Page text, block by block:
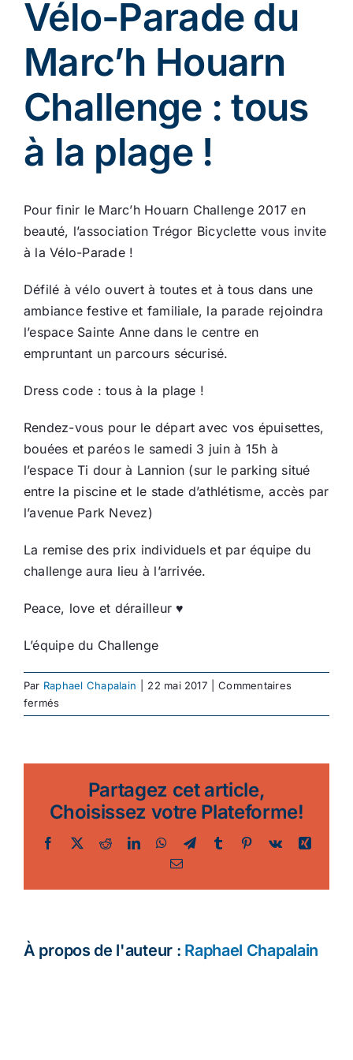
Ecologie
Vélo-Parade du
Marc’h Houarn
Challenge : tous
à la plage !
Pour finir le Marc’h Houarn Challenge 2017 en
beauté, l’association Trégor Bicyclette vous invite
à la Vélo-Parade !
Défilé à vélo ouvert à toutes et à tous dans une
ambiance festive et familiale, la parade rejoindra
l’espace Sainte Anne dans le centre en
empruntant un parcours sécurisé.
Dress code : tous à la plage !
Rendez-vous pour le départ avec vos épuisettes,
bouées et paréos le samedi 3 juin à 15h à
l’espace Ti dour à Lannion (sur le parking situé
entre la piscine et le stade d’athlétisme, accès par
l’avenue Park Nevez)
La remise des prix individuels et par équipe du
challenge aura lieu à l’arrivée.
Peace, love et dérailleur ♥
L’équipe du Challenge
Par Raphael Chapalain 22 mai 2017
Commentaires
ferméssur
Vélo-
Houarn
Challenge
tous
plage
Partagez cet article,
Choisissez votre Plateforme!
Facebook
TwitterRedditLinkedInWhatsApp
TelegramTumblr Pinterest
Vk
Xing
Email
À propos de l'auteur : Raphael Chapalain